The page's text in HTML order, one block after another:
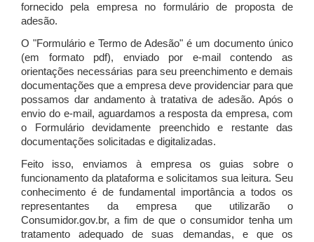
fornecido pela empresa no formulário de proposta de
adesão.
O "Formulário e Termo de Adesão" é um documento único
(em formato pdf), enviado por e-mail contendo as
orientações necessárias para seu preenchimento e demais
documentações que a empresa deve providenciar para que
possamos dar andamento à tratativa de adesão. Após o
envio do e-mail, aguardamos a resposta da empresa, com
o Formulário devidamente preenchido e restante das
documentações solicitadas e digitalizadas.
Feito isso, enviamos à empresa os guias sobre o
funcionamento da plataforma e solicitamos sua leitura. Seu
conhecimento é de fundamental importância a todos os
representantes da empresa que utilizarão o
Consumidor.gov.br, a fim de que o consumidor tenha um
tratamento adequado de suas demandas, e que os